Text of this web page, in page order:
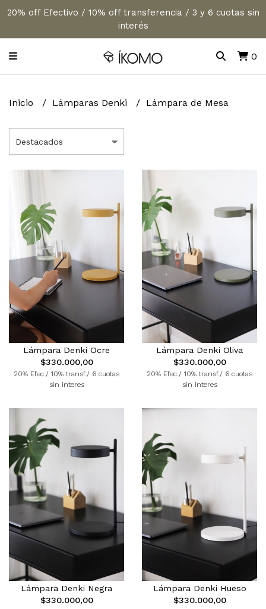
20% off Efectivo / 10% off transferencia / 3 y 6 cuotas sin
interés
0
Inicio Lámparas Denki Lámpara de Mesa
Lámpara Denki Ocre
$330.000,00
20% Efec./ 10% transf./ 6 cuotas
sin interes
Lámpara Denki Oliva
$330.000,00
20% Efec./ 10% transf./ 6 cuotas
sin interes
Lámpara Denki Negra
$330.000,00
Lámpara Denki Hueso
$330.000,00